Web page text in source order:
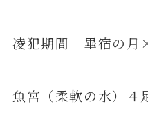
凌犯期間 畢宿の月
魚宮（柔軟の水）４